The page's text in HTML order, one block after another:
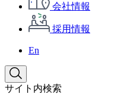
会社情報
採用情報
En
サイト内検索